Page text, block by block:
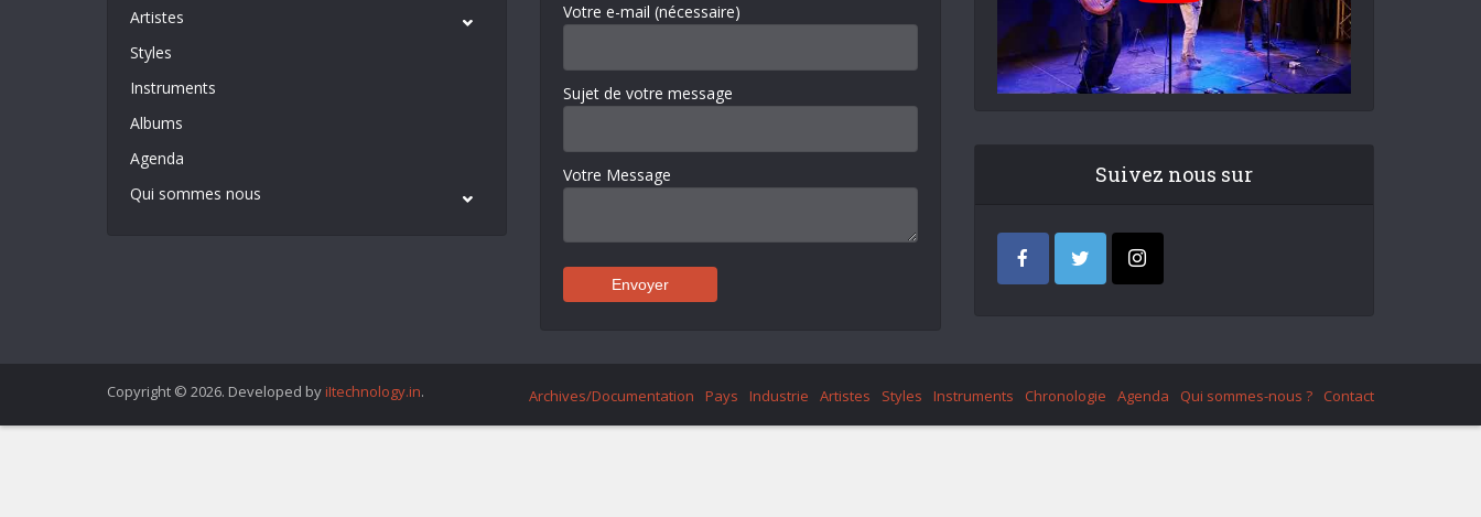
Artistes
Styles
Instruments
Albums
Agenda
Qui sommes nous
Votre e-mail (nécessaire)
Sujet de votre message
Votre Message Suivez nous sur
Copyright © 2026. Developed by iItechnology.in. Archives/Documentation Pays Industrie Artistes Styles Instruments Chronologie Agenda Qui sommes-nous ? Contact